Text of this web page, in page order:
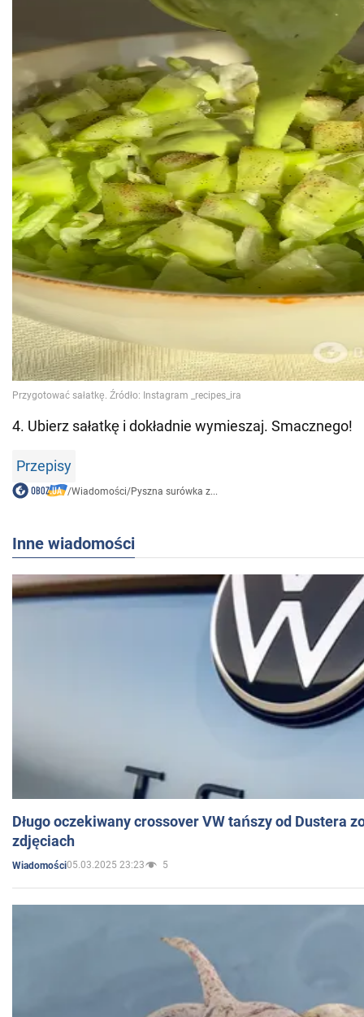
4. Ubierz sałatkę i dokładnie wymieszaj. Smacznego!
Przepisy
/Wiadomości/Pyszna surówka z...
Inne wiadomości
Długo oczekiwany crossover VW tańszy od Dustera
zdjęciach
Wiadomości05.03.2025 23:23 5